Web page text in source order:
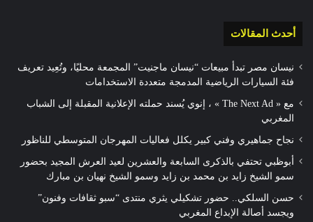
أحدث المقالات
نيسان مصر تبدأ مبيعات “نيسان ماجنيت” المجمعة محليًا، وتُعِيد تعريف
فئة السيارات الرياضية المدمجة متعددة الاستخدامات
مع « The Next Ad » ، إنوي يُسند حملته الإعلانية المقبلة إلى الشباب
المغربي
نجاح جماهيري وفني كبير يكلل فعاليات المهرجان المتوسطي للناظور
أبوظبي تحتفي بالذكرى السابعة والعشرين لعيد العرش المجيد بحضور
سمو الشيخ زايد بن محمد بن زايد وسمو الشيخ نهيان بن مبارك
حسن السلكي.. حضور تشكيلي يثري منتدى “سبو ثقافات وفنون”
ويجسد أصالة الإبداع المغربي